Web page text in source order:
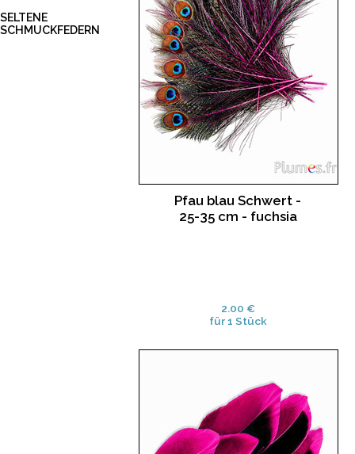
SELTENE
SCHMUCKFEDERN
Pfau blau Schwert -
25-35 cm - fuchsia
2.00 €
für 1 Stück